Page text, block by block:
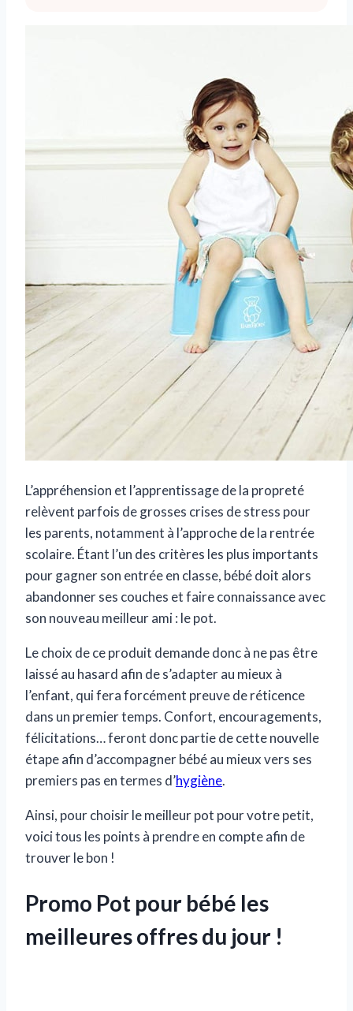
L’appréhension et l’apprentissage de la propreté
relèvent parfois de grosses crises de stress pour
les parents, notamment à l’approche de la rentrée
scolaire. Étant l’un des critères les plus importants
pour gagner son entrée en classe, bébé doit alors
abandonner ses couches et faire connaissance avec
son nouveau meilleur ami : le pot.
Le choix de ce produit demande donc à ne pas être
laissé au hasard afin de s’adapter au mieux à
l’enfant, qui fera forcément preuve de réticence
dans un premier temps. Confort, encouragements,
félicitations… feront donc partie de cette nouvelle
étape afin d’accompagner bébé au mieux vers ses
premiers pas en termes d’hygiène.
Ainsi, pour choisir le meilleur pot pour votre petit,
voici tous les points à prendre en compte afin de
trouver le bon !
Promo ​Pot pour bébé​ ​les
meilleures offres du jour !